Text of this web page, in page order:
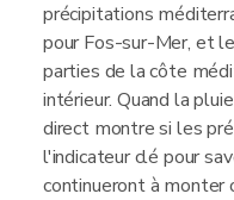
précipitations
pour Fos-sur-Mer, et
parties de la côte
intérieur. Quand la
direct montre si les
l'indicateur clé pour
continueront à monter